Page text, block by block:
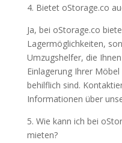
4. Bietet oStorage.co
Ja, bei oStorage.co
Lagermöglichkeiten,
Umzugshelfer, die
Einlagerung Ihrer
behilflich sind.
Informationen über
5. Wie kann ich bei
mieten?